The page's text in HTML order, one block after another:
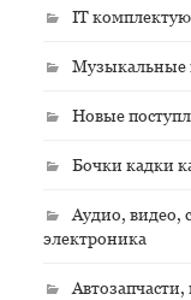
IT
Музыкальные
Новые
Бочки кадки
Аудио, видео,
электроника
Автозапчасти,